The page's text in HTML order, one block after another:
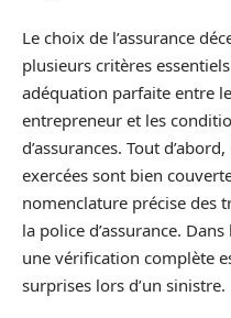
Le choix de l’assurance
plusieurs critères
adéquation parfaite entre
entrepreneur et les
d’assurances. Tout
exercées sont bien
nomenclature précise des
la police d’assurance.
une vérification complète
surprises lors d’un sinistre.